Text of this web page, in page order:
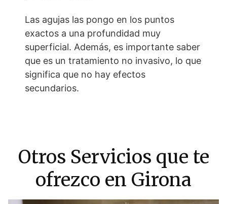
Las agujas las pongo en los puntos
exactos a una profundidad muy
superficial. Además, es importante saber
que es un tratamiento no invasivo, lo que
significa que no hay efectos
secundarios.
Otros Servicios que te
ofrezco en Girona